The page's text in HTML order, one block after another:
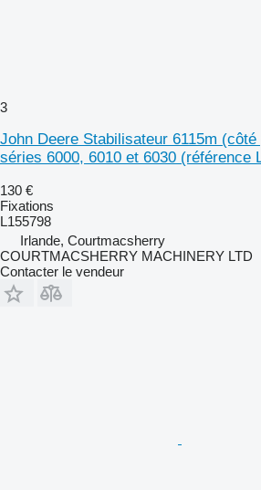
3
John Deere Stabilisateur 6115m
séries 6000, 6010 et 6030 (référence
130 €
Fixations
L155798
Irlande, Courtmacsherry
COURTMACSHERRY MACHINERY LTD
Contacter le vendeur